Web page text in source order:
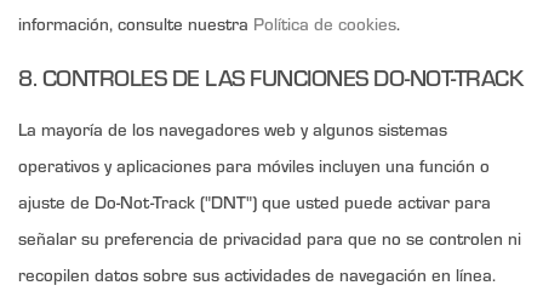
información, consulte nuestra Política de cookies.
8. CONTROLES DE LAS FUNCIONES DO-NOT-TRACK
La mayoría de los navegadores web y algunos sistemas
operativos y aplicaciones para móviles incluyen una función o
ajuste de Do-Not-Track ("DNT") que usted puede activar para
señalar su preferencia de privacidad para que no se controlen ni
recopilen datos sobre sus actividades de navegación en línea.